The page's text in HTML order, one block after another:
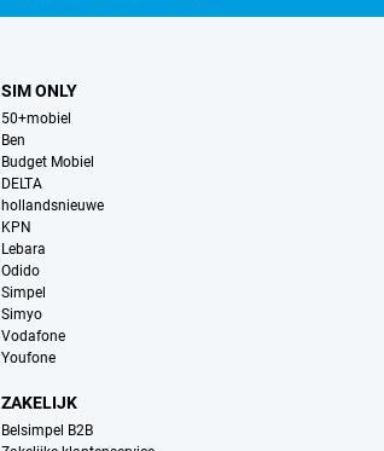
SIM ONLY
50+mobiel
Ben
Budget Mobiel
DELTA
hollandsnieuwe
KPN
Lebara
Odido
Simpel
Simyo
Vodafone
Youfone
ZAKELIJK
Belsimpel B2B